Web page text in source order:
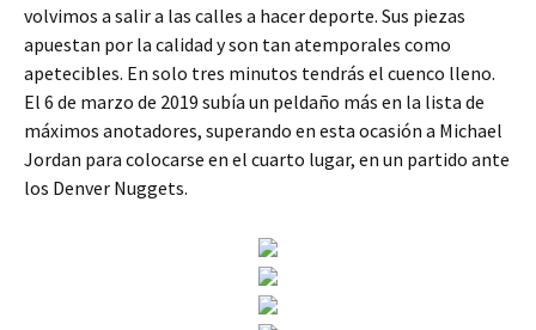
volvimos a salir a las calles a hacer deporte. Sus piezas
apuestan por la calidad y son tan atemporales como
apetecibles. En solo tres minutos tendrás el cuenco lleno.
El 6 de marzo de 2019 subía un peldaño más en la lista de
máximos anotadores, superando en esta ocasión a Michael
Jordan para colocarse en el cuarto lugar, en un partido ante
los Denver Nuggets.